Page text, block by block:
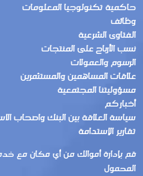
حاكمية تكنولوجيا المعلومات
وظائف
الفتاوى الشرعية
نسب الأرباح على المنتجات
الرسوم والعمولات
علاقات المساهمين والمستثمرين
مسؤوليتنا المجتمعية
أخباركم
سياسة العلاقة بين البنك واصحاب
تقارير الإستدامة
قم بإدارة أموالك من أي مكان مع
المحمول